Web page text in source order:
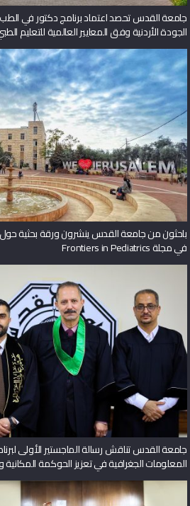
جامعة القدس تحصد اعتماد برنامج دكتور في
الجودة الأردنية وفق المعايير العالمية للتعليم
باحثون من جامعة القدس ينشرون ورقة بحثية حول
في مجلة Frontiers in Pediatrics
جامعة القدس تناقش رسالة الماجستير الأولى
المعلومات الجغرافية في تعزيز الحوكمة المكانية